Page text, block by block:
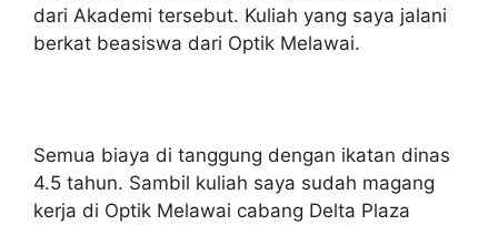
dari Akademi tersebut. Kuliah yang saya jalani
berkat beasiswa dari Optik Melawai.
Semua biaya di tanggung dengan ikatan dinas
4.5 tahun. Sambil kuliah saya sudah magang
kerja di Optik Melawai cabang Delta Plaza